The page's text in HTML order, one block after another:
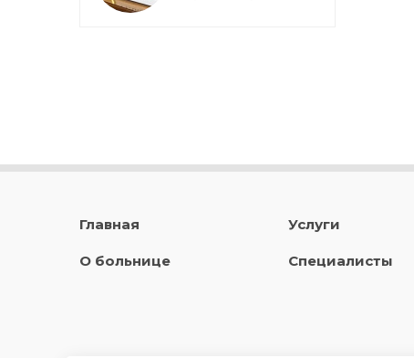
Главная
О больнице
Услуги
Специалисты